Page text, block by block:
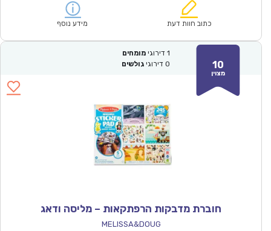
₪56.00.
הוא:
כתוב חוות דעת מידע נוסף
10
מצוין
1 דירוגי מומחים
0 דירוגי גולשים
חוברת מדבקות הרפתקאות – מליסה ודאג
MELISSA&DOUG